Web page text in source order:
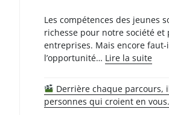
Les compétences des jeunes
richesse pour notre société et
entreprises. Mais encore
l’opportunité… Lire la suite:
–
Derrière chaque parcours,
personnes qui croient en vous.